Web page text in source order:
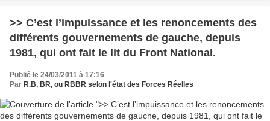
>> C’est l’impuissance et les renoncements des
différents gouvernements de gauche, depuis
1981, qui ont fait le lit du Front National.
Publié le 24/03/2011 à 17:16
Par R.B, BR, ou RBBR selon l'état des Forces Réelles